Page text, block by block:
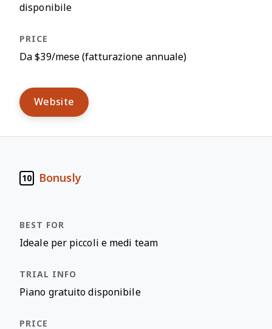
disponibile
Da $39/mese (fatturazione annuale)
Website
10 Bonusly
Ideale per piccoli e medi team
Piano gratuito disponibile